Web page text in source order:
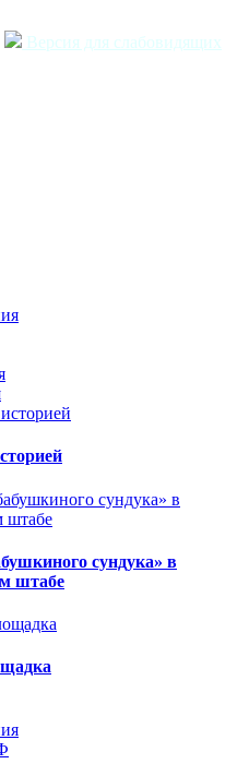
Версия для слабовидящих
сундука» в
штабе